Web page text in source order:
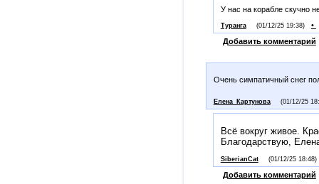
У нас на корабле скучно
Туранга (01/12/25 19:38)
•
Добавить комментарий
Очень симпатичный снег
Елена_Картунова (01/12/25
Всё вокруг живое.
Благодарствую,
SiberianCat (01/12/25 18:48)
Добавить комментарий